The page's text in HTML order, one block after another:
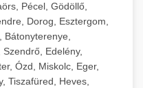
Pécel, Gödöllő,
Dorog, Esztergom,
Bátonyterenye,
Edelény,
Ózd, Miskolc, Eger,
Tiszafüred, Heves,